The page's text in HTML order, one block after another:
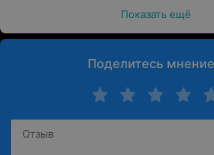
Показать ещё
Поделитесь